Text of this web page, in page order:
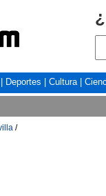
Deportes Cultura|
/